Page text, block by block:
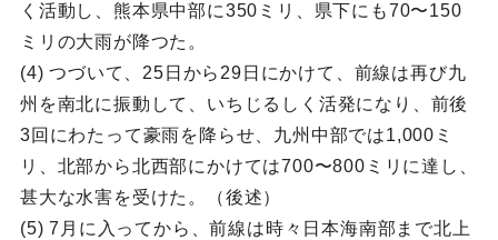
く活動し、熊本県中部に350ミリ、県下にも70〜150
ミリの大雨が降つた。
(4) つづいて、25日から29日にかけて、前線は再び九
州を南北に振動して、いちじるしく活発になり、前後
3回にわたって豪雨を降らせ、九州中部では1,000ミ
リ、北部から北西部にかけては700〜800ミリに達し、
甚大な水害を受けた。（後述）
(5) 7月に入ってから、前線は時々日本海南部まで北上